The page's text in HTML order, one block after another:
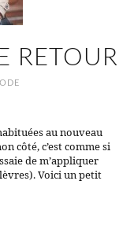
RETOUR
au nouveau
côté, c’est comme si
de m’appliquer
Voici un petit